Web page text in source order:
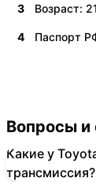
3 Возраст:
4 Паспорт
Вопросы и
Какие у
трансмиссия?